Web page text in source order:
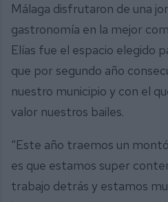
Málaga disfrutaron de una
gastronomía en la mejor
Elías fue el espacio elegido
que por segundo año
nuestro municipio y con el
valor nuestros bailes.
“Este año traemos un
es que estamos super
trabajo detrás y estamos